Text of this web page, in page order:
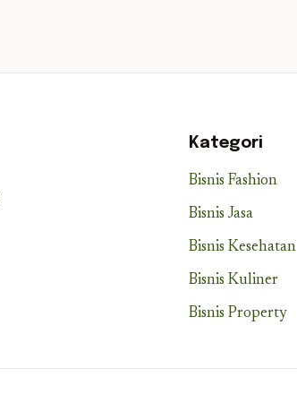
Kategori
Bisnis Fashion
Bisnis Jasa
Bisnis Kesehatan
Bisnis Kuliner
Bisnis Property